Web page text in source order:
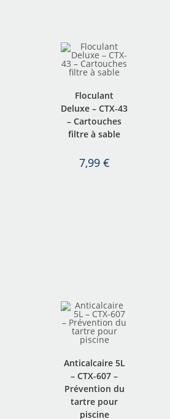
Floculant
Deluxe – CTX-43
– Cartouches
filtre à sable
7,99 €
Anticalcaire 5L
– CTX-607 –
Prévention du
tartre pour
piscine